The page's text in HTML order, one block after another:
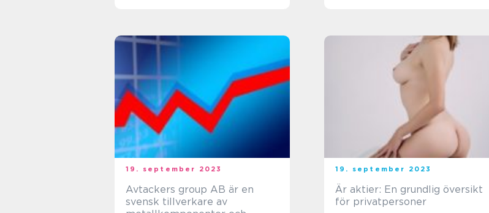
19. september 2023
Avtackers group AB är en
svensk tillverkare av
19. september 2023
Är aktier: En grundlig översikt
för privatpersoner